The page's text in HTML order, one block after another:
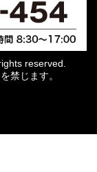
reserved.
禁じます。